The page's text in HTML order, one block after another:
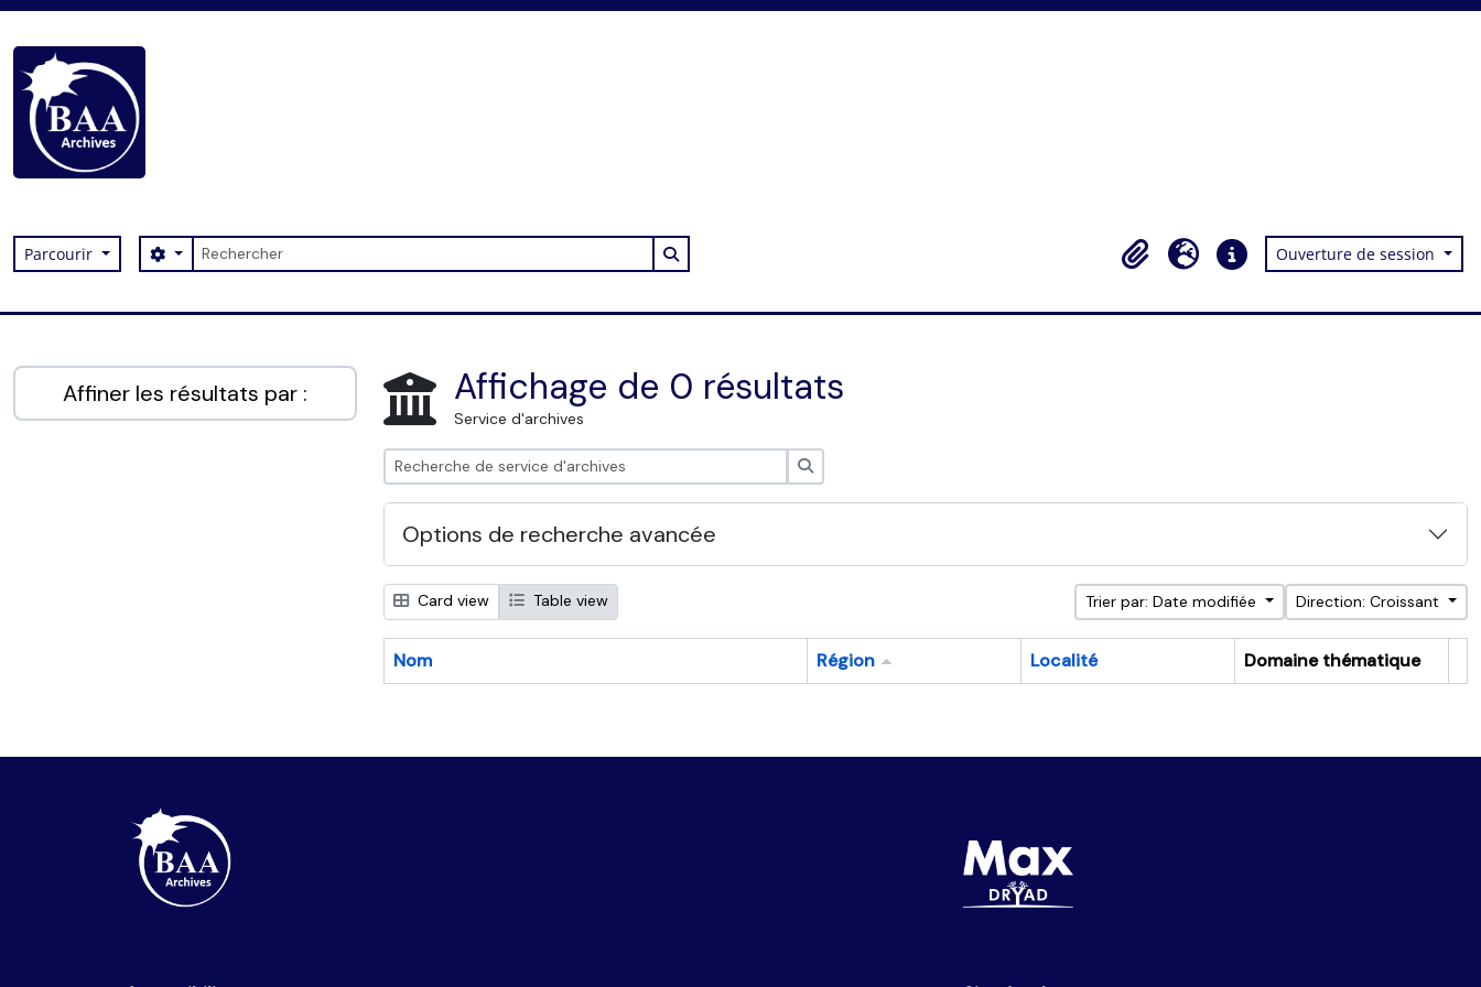
Parcourir Rechercher
Search options Search in browse page
Presse-papier
LangueLiens rapidesOuverture de session
Affiner les résultats par : Affichage de 0 résultats
Service d'archives
Options de recherche avancée
Card view Table view Trier par: Date modifiée Direction: Croissant
Nom Région Localité
Domaine thématique